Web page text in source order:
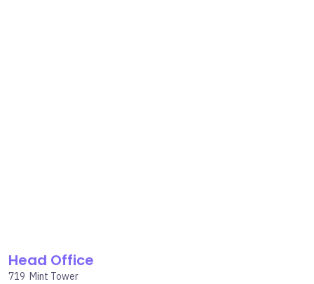
Head Office
719 Mint Tower